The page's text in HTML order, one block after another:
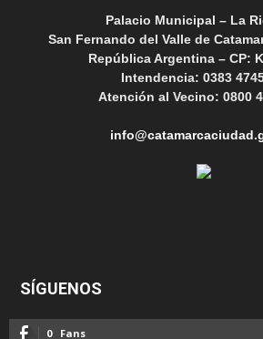
Palacio Municipal – La
San Fernando del Valle de
República Argentina – CP:
Intendencia: 0383
Atención al Vecino: 0800
SÍGUENOS
0 Fans